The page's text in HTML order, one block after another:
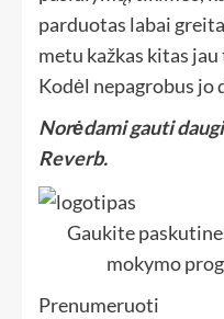
parduotas labai
metu kažkas kitas
Kodėl nepagrobus jo
Norėdami gauti
Reverb.
Gaukite
mokymo
Prenumeruoti